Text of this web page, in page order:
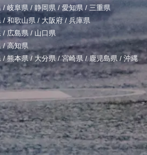
/岐阜県 / 静岡県 / 愛知県 / 三重県
/ 和歌山県/ 大阪府 /兵庫県
/ 広島県 / 山口県
/高知県
/熊本県/ 大分県/宮崎県 /鹿児島県 / 沖縄